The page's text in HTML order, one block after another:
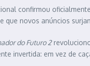
confirmou
que novos anúncios
do Futuro 2
invertida: em vez de